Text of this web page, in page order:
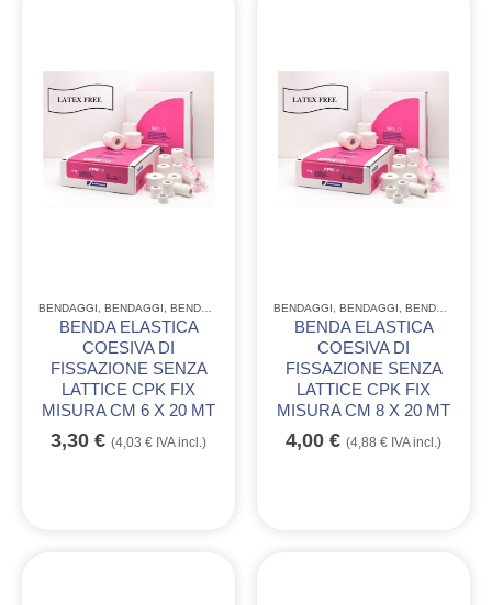
BENDAGGI , BENDAGGI , BENDAGGI MONOUSO CONSUMABILE
BENDA ELASTICA
COESIVA DI
FISSAZIONE SENZA
LATTICE CPK FIX
MISURA CM 6 X 20 MT
3,30 € (4,03 € IVA incl.)
BENDAGGI , BENDAGGI , BENDAGGI
BENDA ELASTICA
COESIVA DI
FISSAZIONE SENZA
LATTICE CPK FIX
MISURA CM 8 X 20 MT
4,00 € (4,88 € IVA incl.)